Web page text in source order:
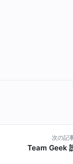
次の記
Team Geek